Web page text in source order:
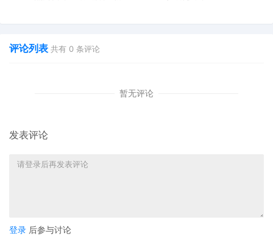
评论列表 共有 0 条评论
暂无评论
发表评论
登录 后参与讨论